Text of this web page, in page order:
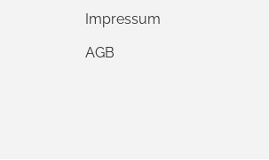
Impressum
AGB